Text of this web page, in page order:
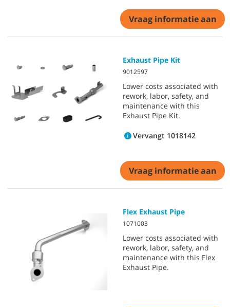
Vraag informatie aan
Exhaust Pipe Kit
9012597
Lower costs associated with
rework, labor, safety, and
maintenance with this
Exhaust Pipe Kit.
Vervangt 1018142
Vraag informatie aan
Flex Exhaust Pipe
1071003
Lower costs associated with
rework, labor, safety, and
maintenance with this Flex
Exhaust Pipe.